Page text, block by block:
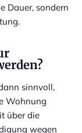
Dauer, sondern
sinnvoll,
Wohnung
über die
wegen